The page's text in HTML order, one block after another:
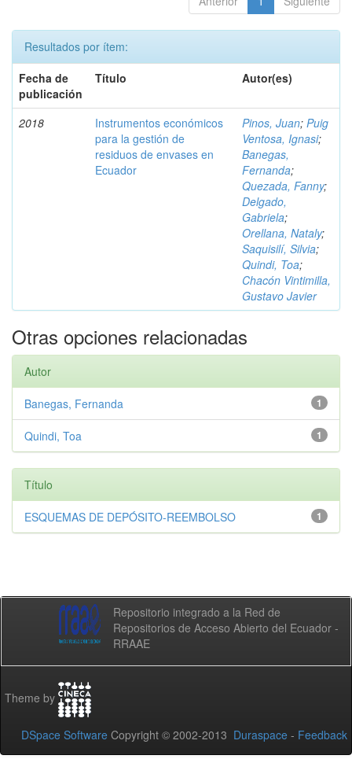
Resultados por ítem:
Fecha de
publicación
Título Autor(es)
2018
Instrumentos económicos
para la gestión de
residuos de envases en
Ecuador
Pinos, Juan; Puig
Ventosa, Ignasi;
Banegas,
Fernanda;
Quezada, Fanny;
Delgado,
Gabriela;
Orellana, Nataly;
Saquisilí, Silvia;
Quindi, Toa;
Chacón Vintimilla,
Gustavo Javier
Otras opciones relacionadas
Autor
1
Banegas, Fernanda
1
Quindi, Toa
Título
1
ESQUEMAS DE DEPÓSITO-REEMBOLSO
Repositorio integrado a la Red de
Repositorios de Acceso Abierto del Ecuador -
RRAAE
Theme by
DSpace Software Copyright © 2002-2013 Duraspace - Feedback